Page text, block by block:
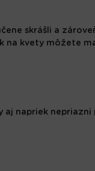
skrášli a
na kvety môžete
napriek nepriazni